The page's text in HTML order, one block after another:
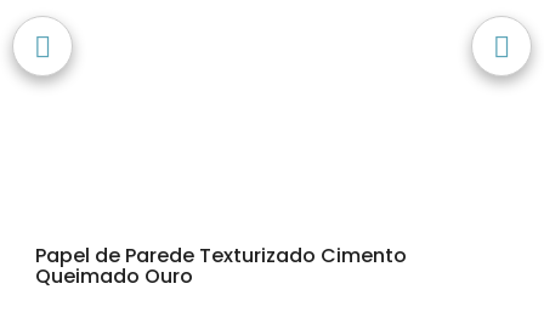
Papel de Parede Texturizado Cimento
Queimado Ouro